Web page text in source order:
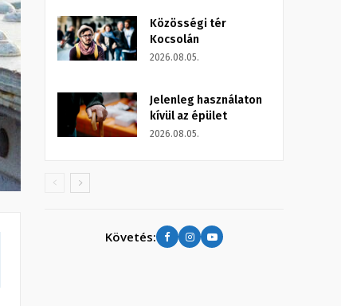
Közösségi tér
Kocsolán
2026.08.05.
Jelenleg használaton
kívül az épület
2026.08.05.
Követés: